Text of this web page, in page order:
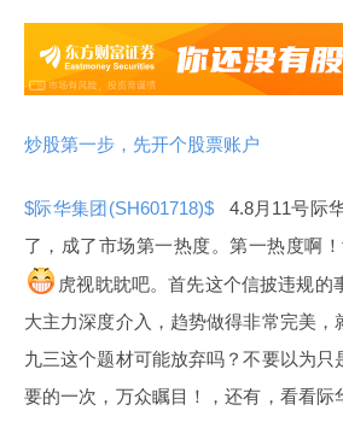
炒股第一步，先开个股票账户
$际华集团(SH601718)$
4.8月11号际
了，成了市场第一热度。第一热度啊
虎视眈眈吧。首先这个信披违规
大主力深度介入，趋势做得非常完美
九三这个题材可能放弃吗？不要以为
要的一次，万众瞩目！，还有，看看